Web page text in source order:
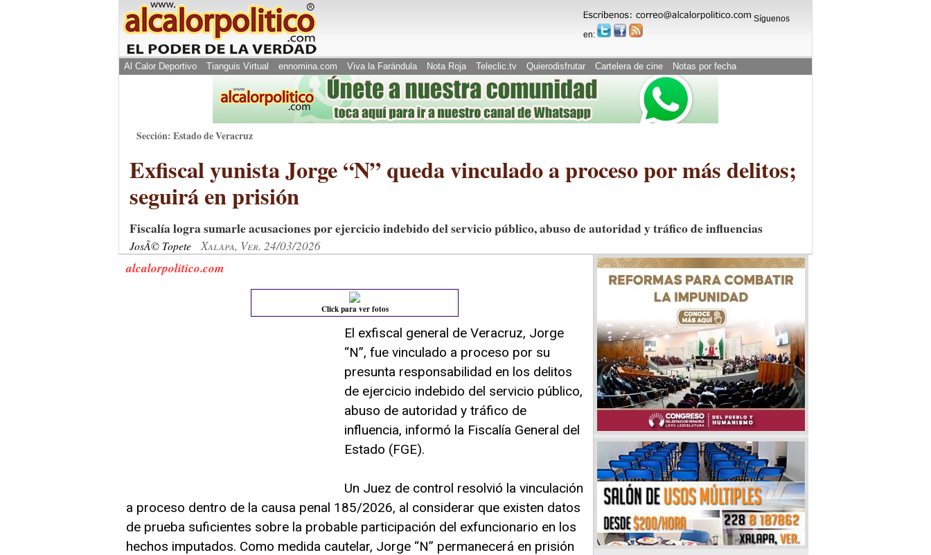
Síguenos
en:
Al Calor Deportivo Tianguis Virtual ennomina.com Viva la Farándula Nota Roja Teleclic.tv Quierodisfrutar Cartelera de cine Notas por fecha
Sección: Estado de Veracruz
Exfiscal yunista Jorge “N” queda vinculado a proceso por más delitos;
seguirá en prisión
Fiscalía logra sumarle acusaciones por ejercicio indebido del servicio público, abuso de autoridad y tráfico de influencias
JosÃ© Topete Xalapa, Ver. 24/03/2026
alcalorpolitico.com
Click para ver fotos
El exfiscal general de Veracruz, Jorge
“N”, fue vinculado a proceso por su
presunta responsabilidad en los delitos
de ejercicio indebido del servicio público,
abuso de autoridad y tráfico de
influencia, informó la Fiscalía General del
Estado (FGE).
Un Juez de control resolvió la vinculación
a proceso dentro de la causa penal 185/2026, al considerar que existen datos
de prueba suficientes sobre la probable participación del exfuncionario en los
hechos imputados. Como medida cautelar, Jorge “N” permanecerá en prisión